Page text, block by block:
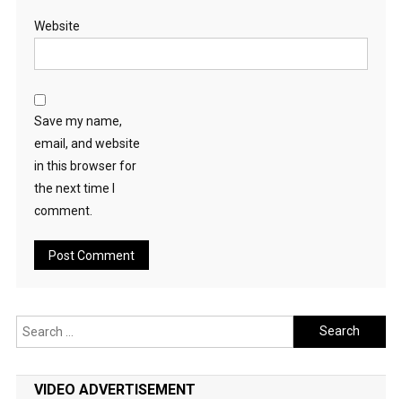
Website
Save my name,
email, and website
in this browser for
the next time I
comment.
Search
for:
VIDEO ADVERTISEMENT